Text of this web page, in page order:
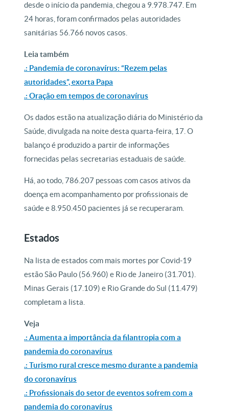
desde o início da pandemia, chegou a 9.978.747. Em
24 horas, foram confirmados pelas autoridades
sanitárias 56.766 novos casos.
Leia também
.: Pandemia de coronavírus: “Rezem pelas
autoridades”, exorta Papa
.: Oração em tempos de coronavírus
Os dados estão na atualização diária do Ministério da
Saúde, divulgada na noite desta quarta-feira, 17. O
balanço é produzido a partir de informações
fornecidas pelas secretarias estaduais de saúde.
Há, ao todo, 786.207 pessoas com casos ativos da
doença em acompanhamento por profissionais de
saúde e 8.950.450 pacientes já se recuperaram.
Estados
Na lista de estados com mais mortes por Covid-19
estão São Paulo (56.960) e Rio de Janeiro (31.701).
Minas Gerais (17.109) e Rio Grande do Sul (11.479)
completam a lista.
Veja
.: Aumenta a importância da filantropia com a
pandemia do coronavírus
.: Turismo rural cresce mesmo durante a pandemia
do coronavírus
.: Profissionais do setor de eventos sofrem com a
pandemia do coronavírus